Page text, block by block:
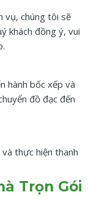
vụ, chúng tôi sẽ
khách đồng ý, vui
hành bốc xếp và
đồ đạc đến
thực hiện thanh
Trọn Gói